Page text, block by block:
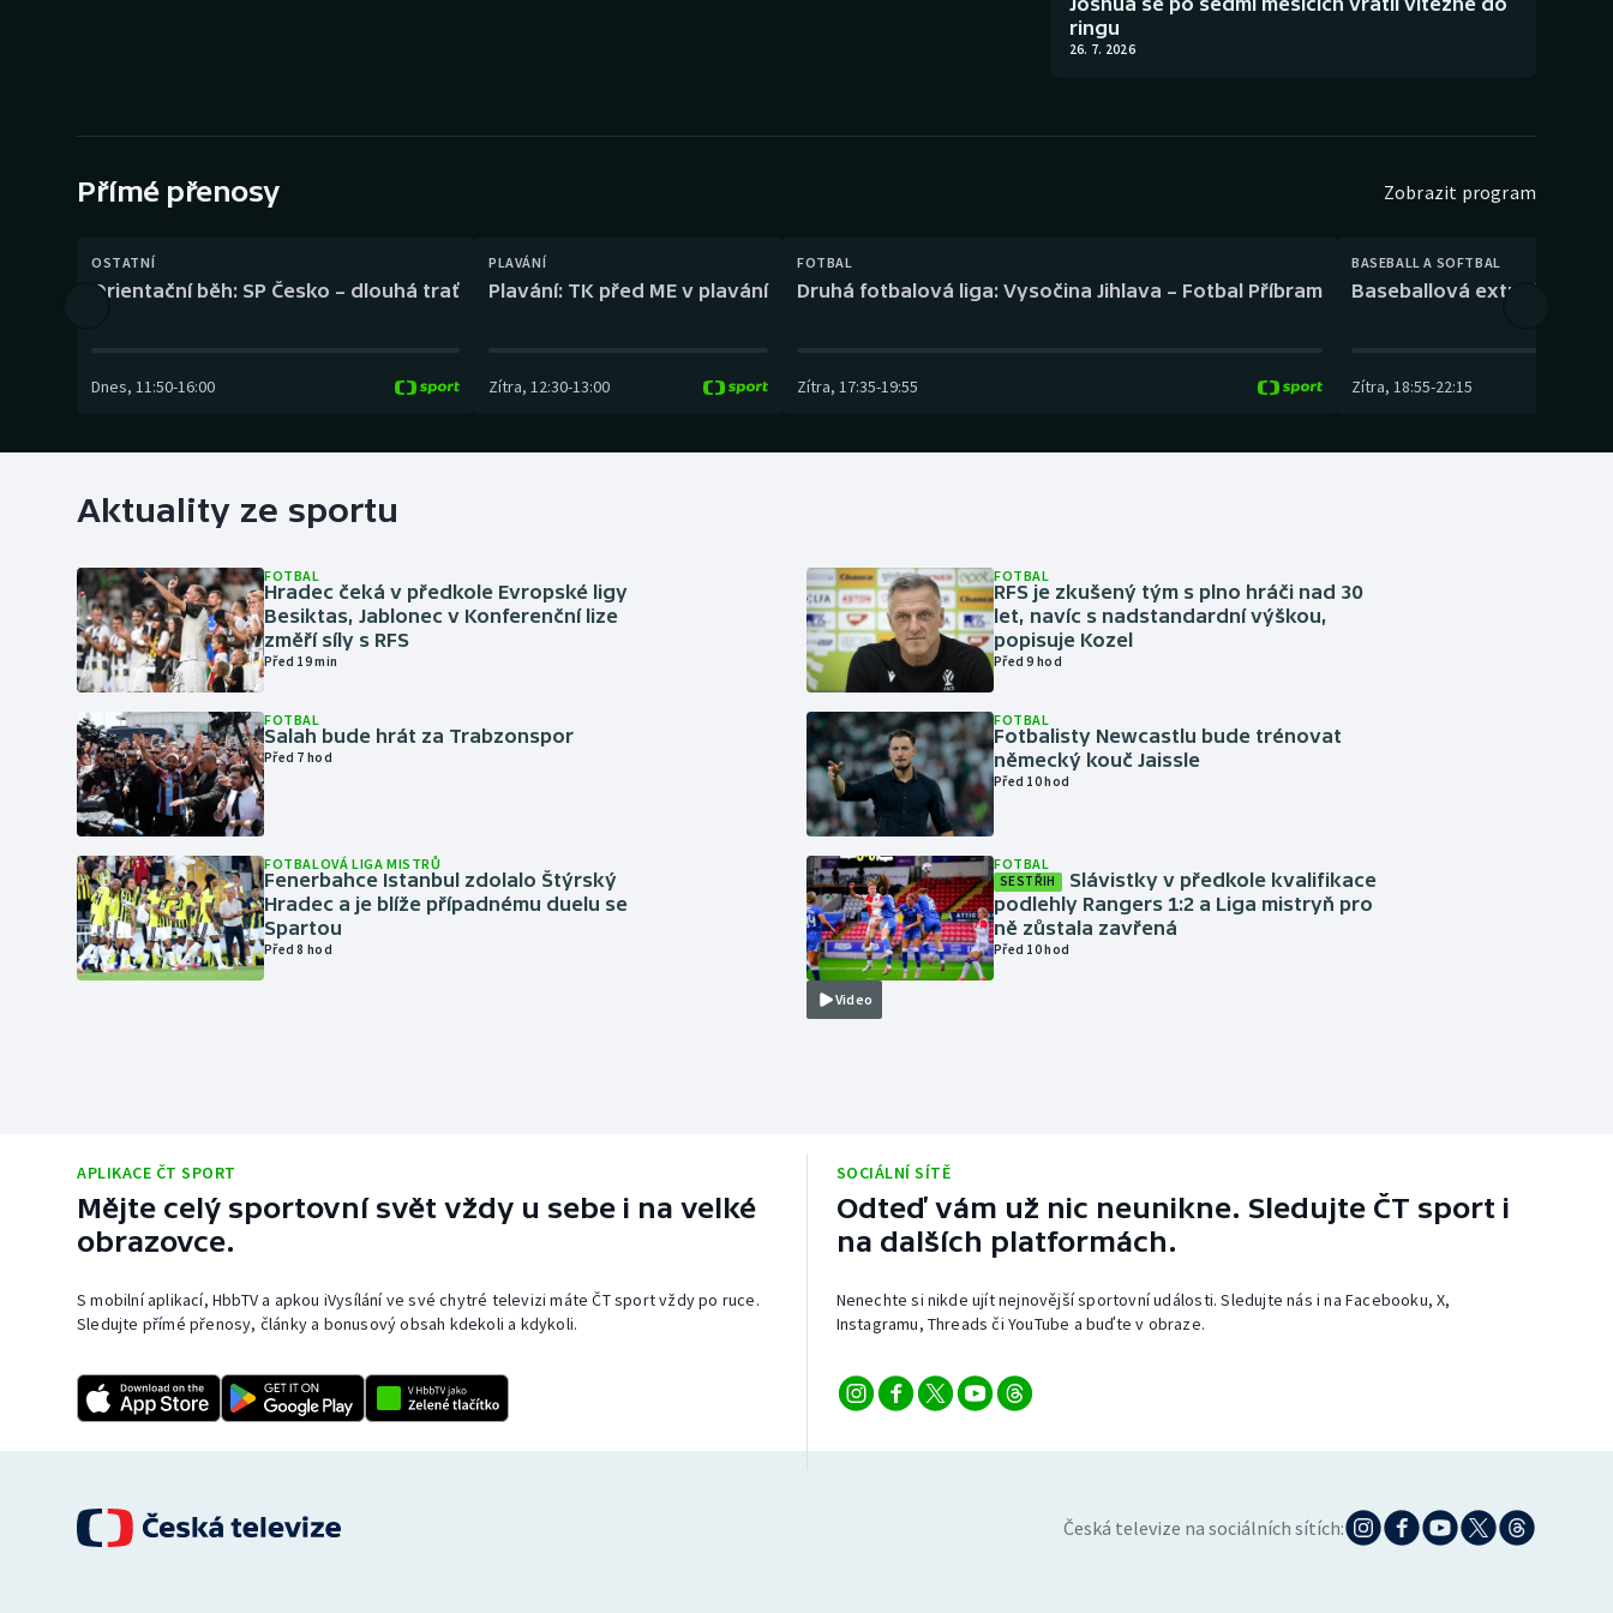
Gymnastika Plážový volejbal
ringu
26. 7. 2026
Přímé přenosy Zobrazit program
OSTATNÍ
Orientační běh: SP Česko – dlouhá trať
Dnes, 11:50-16:00
PLAVÁNÍ
Plavání: TK před ME v plavání
Zítra, 12:30-13:00
FOTBAL
Druhá fotbalová liga: Vysočina Jihlava – Fotbal Příbram
Zítra, 17:35-19:55
BASEBALL A SOFTBAL
Baseballová extraliga:
Zítra, 18:55-22:15
Aktuality ze sportu
FOTBAL
Hradec čeká v předkole Evropské ligy
Besiktas, Jablonec v Konferenční lize
změří síly s RFS
Před 19 min
FOTBAL
Salah bude hrát za Trabzonspor
Před 7 hod
FOTBALOVÁ LIGA MISTRŮ
Fenerbahce Istanbul zdolalo Štýrský
Hradec a je blíže případnému duelu se
Spartou
Před 8 hod
FOTBAL
RFS je zkušený tým s plno hráči nad 30
let, navíc s nadstandardní výškou,
popisuje Kozel
Před 9 hod
FOTBAL
Fotbalisty Newcastlu bude trénovat
německý kouč Jaissle
Před 10 hod
Video
FOTBAL
SESTŘIH
Slávistky v předkole kvalifikace
podlehly Rangers 1:2 a Liga mistryň pro
ně zůstala zavřená
Před 10 hod
APLIKACE ČT SPORT
Mějte celý sportovní svět vždy u sebe i na velké
obrazovce.
S mobilní aplikací, HbbTV a apkou iVysílání ve své chytré televizi máte ČT sport vždy po ruce.
Sledujte přímé přenosy, články a bonusový obsah kdekoli a kdykoli.
SOCIÁLNÍ SÍTĚ
Odteď vám už nic neunikne. Sledujte ČT sport i
na dalších platformách.
Nenechte si nikde ujít nejnovější sportovní události. Sledujte nás i na Facebooku, X,
Instagramu, Threads či YouTube a buďte v obraze.
Česká televize na sociálních sítích: